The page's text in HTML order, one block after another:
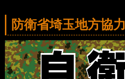
防衛省埼玉地方協